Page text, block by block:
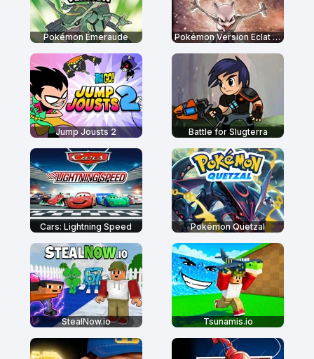
Pokémon Émeraude Pokémon Version Eclat Pourpre
Jump Jousts 2 Battle for Slugterra
Cars: Lightning Speed Pokémon Quetzal
StealNow.io Tsunamis.io